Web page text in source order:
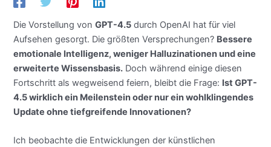
Die Vorstellung vonGPT-4.5 durch OpenAI hat für viel
Aufsehen gesorgt. Die größten Versprechungen? Bessere
emotionale Intelligenz, weniger Halluzinationen und eine
erweiterte Wissensbasis. Doch während einige diesen
Fortschritt als wegweisend feiern, bleibt die Frage: Ist GPT-
4.5 wirklich ein Meilenstein oder nur ein wohlklingendes
Update ohne tiefgreifende Innovationen?
Ich beobachte die Entwicklungen der künstlichen